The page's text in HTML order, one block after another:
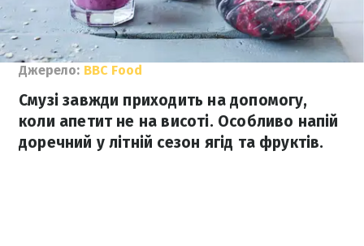
Джерело: ВВС Food
Смузі завжди приходить на допомогу,
коли апетит не на висоті. Особливо напій
доречний у літній сезон ягід та фруктів.